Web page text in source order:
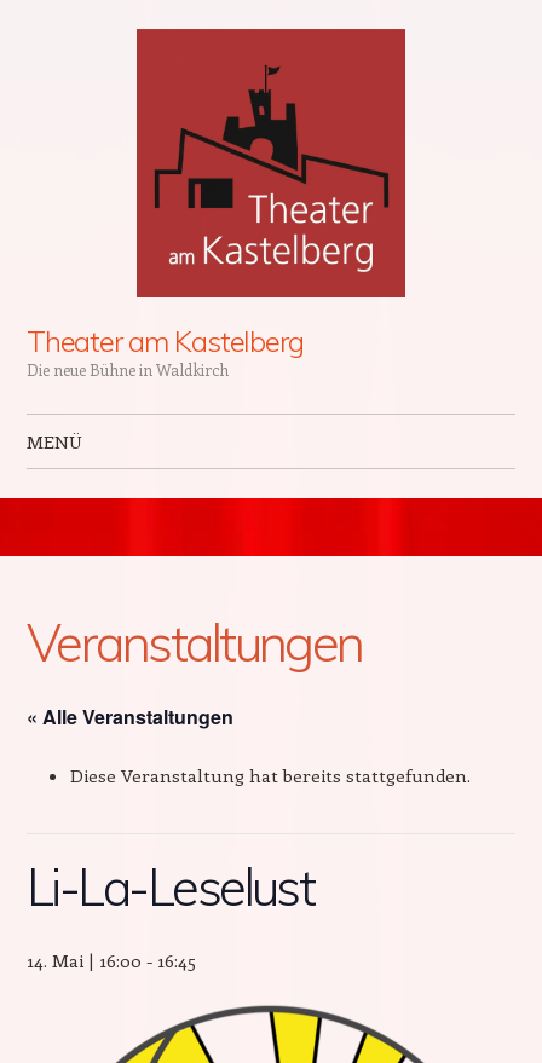
Theater am Kastelberg
Die neue Bühne in Waldkirch
MENÜ
Veranstaltungen
« Alle Veranstaltungen
Diese Veranstaltung hat bereits stattgefunden.
Li-La-Leselust
14. Mai | 16:00 - 16:45